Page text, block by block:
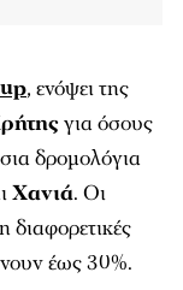
, ενόψει της
για όσους
δρομολόγια
Χανιά. Οι
διαφορετικές
έως 30%.